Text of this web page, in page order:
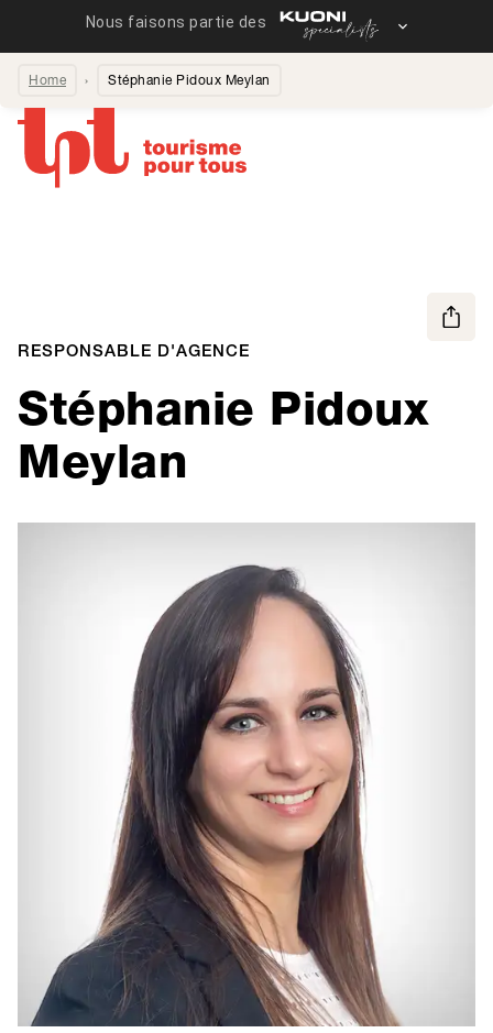
Home Stéphanie Pidoux Meylan
Stéphanie Pidoux
Meylan
RESPONSABLE D'AGENCE